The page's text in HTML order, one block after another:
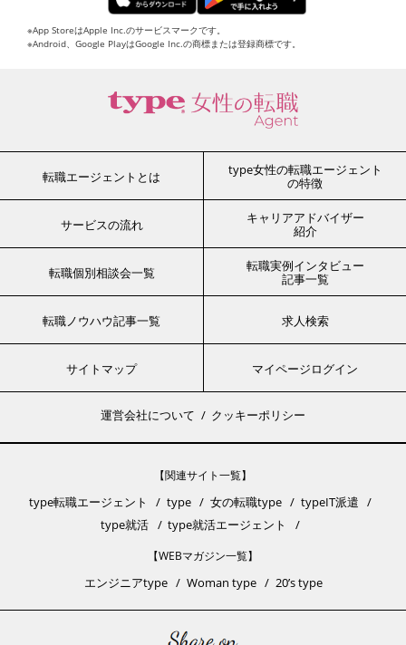
※App StoreはApple Inc.のサービスマークです。
※Android、Google PlayはGoogle Inc.の商標または登録商標です。
転職エージェントとは
type女性の転職エージェント
の特徴
サービスの流れ
キャリアアドバイザー
紹介
転職個別相談会一覧
転職実例インタビュー
記事一覧
転職ノウハウ記事一覧 求人検索
サイトマップ マイページログイン
運営会社について クッキーポリシー
【関連サイト一覧】
type転職エージェント type 女の転職type
typeIT派遣
type就活
type就活エージェント
【WEBマガジン一覧】
エンジニアtype Woman type 20’s type